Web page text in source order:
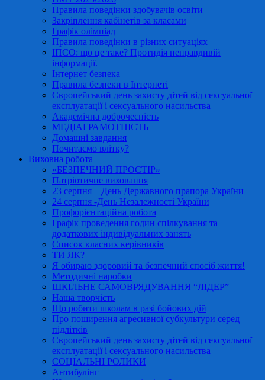
Правила поведінки здобувачів освіти
Закріплення кабінетів за класами
Графік олімпіад
Правила поведінки в різних ситуаціях
ІПСО: що це таке? Протидія неправдивій
інформації.
Інтернет безпека
Правила безпеки в Інтернеті
Європейський день захисту дітей від сексуальної
експлуатації і сексуального насильства
Академічна доброчесність
МЕДІАГРАМОТНІСТЬ
Домашні завдання
Почитаємо влітку?
Виховна робота
«БЕЗПЕЧНИЙ ПРОСТІР»
Патріотичне виховання
23 серпня – День Державного прапора України
24 серпня -День Незалежності України
Профорієнтаційна робота
Графік проведення годин спілкування та
додаткових індивідуальних занять
Список класних керівників
ТИ ЯК?
Я обираю здоровий та безпечний спосіб життя!
Методичні наробки
ШКІЛЬНЕ САМОВРЯДУВАННЯ “ЛІДЕР”
Наша творчість
Що робити школам в разі бойових дій
Про поширення агресивної субкультури серед
підлітків
Європейський день захисту дітей від сексуальної
експлуатації і сексуального насильства
СОЦІАЛЬНІ РОЛИКИ
Антибулінг